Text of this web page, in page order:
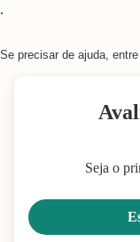
.
Se precisar de ajuda,
Seja o